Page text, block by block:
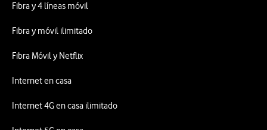
Fibra y 4 líneas móvil
Fibra y móvil ilimitado
Fibra Móvil y Netflix
Internet en casa
Internet 4G en casa ilimitado